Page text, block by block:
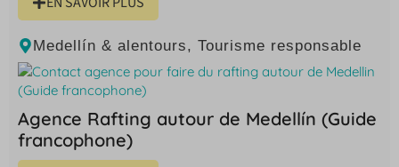
Medellín & alentours, Tourisme responsable
Agence Rafting autour de Medellín (Guide
francophone)